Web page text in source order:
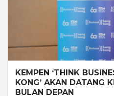
KEMPEN ‘THINK
KONG’ AKAN DATANG
BULAN DEPAN